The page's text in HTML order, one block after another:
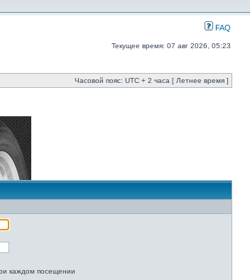
FAQ
Текущее время: 07 авг 2026, 05:23
Часовой пояс: UTC + 2 часа [ Летнее время ]
каждом посещении